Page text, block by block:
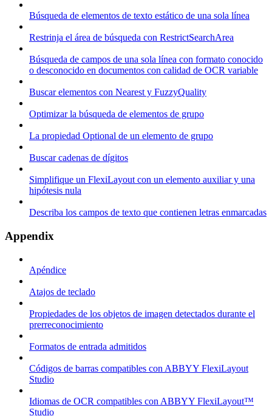
Búsqueda de elementos de texto estático de una sola línea
Restrinja el área de búsqueda con RestrictSearchArea
Búsqueda de campos de una sola línea con formato conocido
o desconocido en documentos con calidad de OCR variable
Buscar elementos con Nearest y FuzzyQuality
Optimizar la búsqueda de elementos de grupo
La propiedad Optional de un elemento de grupo
Buscar cadenas de dígitos
Simplifique un FlexiLayout con un elemento auxiliar y una
hipótesis nula
Describa los campos de texto que contienen letras enmarcadas
Appendix
Apéndice
Atajos de teclado
Propiedades de los objetos de imagen detectados durante el
prerreconocimiento
Formatos de entrada admitidos
Códigos de barras compatibles con ABBYY FlexiLayout
Studio
Idiomas de OCR compatibles con ABBYY FlexiLayout™
Studio